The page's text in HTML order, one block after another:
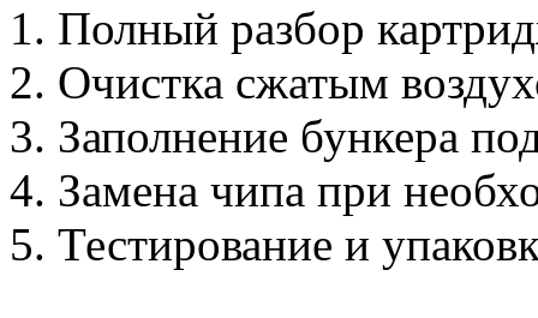
Полный разбор
Очистка сжатым
Заполнение бункера
Замена чипа при
Тестирование и